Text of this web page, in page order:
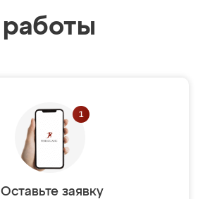
Оставьте заявку